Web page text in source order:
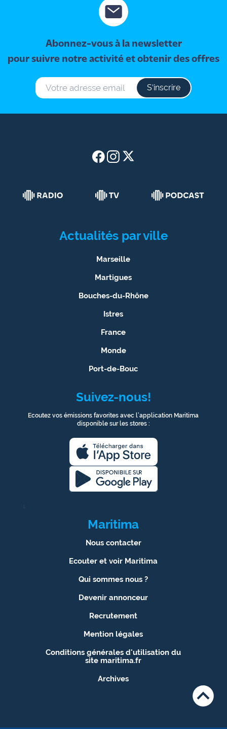
Abonnez-vous à la newsletter
pour suivre notre activité et obtenir des offres
S‘inscrire
Actualités par ville
Marseille
Martigues
Bouches-du-Rhône
Istres
France
Monde
Port-de-Bouc
Suivez-nous!
Ecoutez vos émissions favorites avec l’application Maritima
disponible sur les stores :
1
Maritima
Nous contacter
Ecouter et voir Maritima
Qui sommes nous ?
Devenir annonceur
Recrutement
Mention légales
Conditions générales d'utilisation du
site maritima.fr
Archives